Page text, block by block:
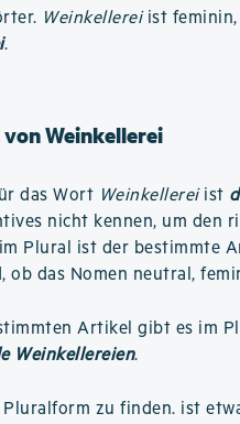
Weinkellereiist feminin,
.
Weinkellerei
das Wort Weinkellereiist
nicht kennen, um den
Plural ist der bestimmte
ob das Nomen neutral,
Artikel gibt es im
Weinkellereien.
zu finden. ist